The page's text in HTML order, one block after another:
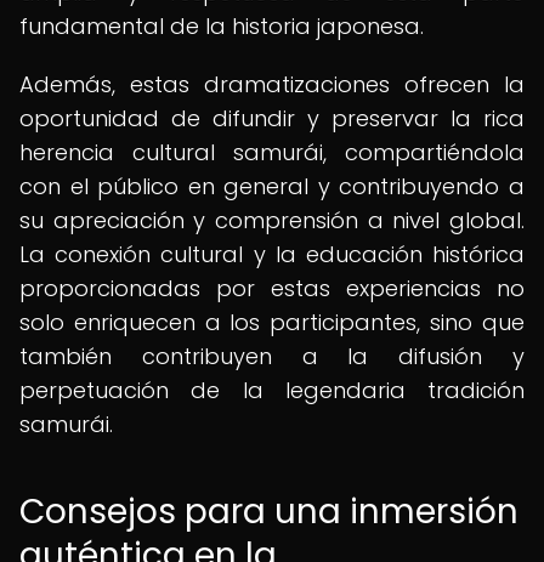
fundamental de la historia japonesa.
Además, estas dramatizaciones ofrecen la
oportunidad de difundir y preservar la rica
herencia cultural samurái, compartiéndola
con el público en general y contribuyendo a
su apreciación y comprensión a nivel global.
La conexión cultural y la educación histórica
proporcionadas por estas experiencias no
solo enriquecen a los participantes, sino que
también contribuyen a la difusión y
perpetuación de la legendaria tradición
samurái.
Consejos para una inmersión